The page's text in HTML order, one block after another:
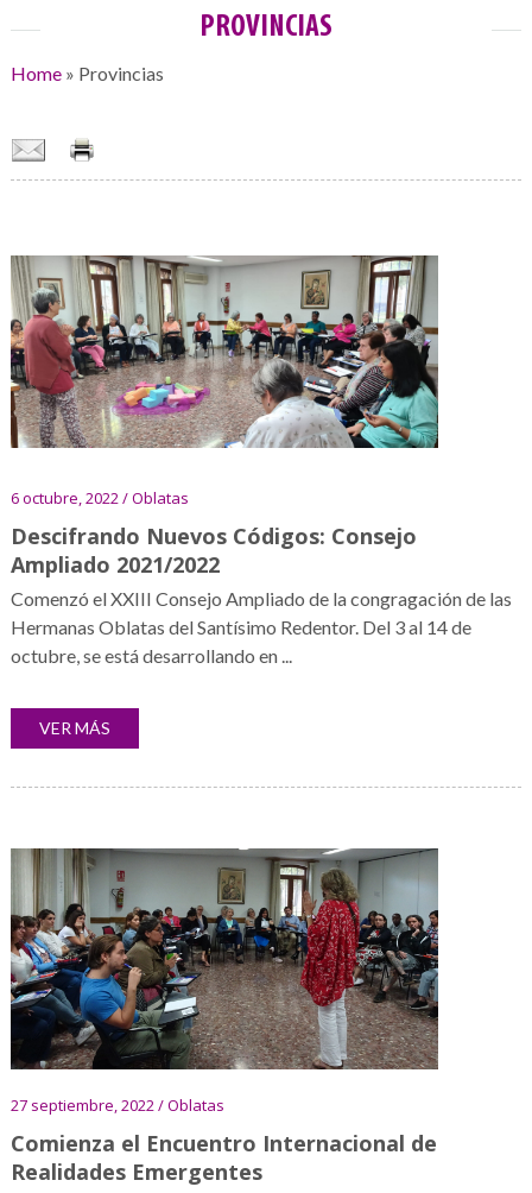
PROVINCIAS
Home» Provincias
6 octubre, 2022 / Oblatas
Descifrando Nuevos Códigos: Consejo
Ampliado 2021/2022
Comenzó el XXIII Consejo Ampliado de la congragación de las
Hermanas Oblatas del Santísimo Redentor. Del 3 al 14 de
octubre, se está desarrollando en ...
VER MÁS
27 septiembre, 2022 / Oblatas
Comienza el Encuentro Internacional de
Realidades Emergentes